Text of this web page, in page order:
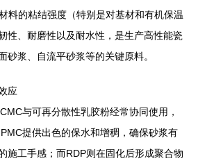
料的粘结强度（特别是对基材和有机保温
性、耐磨性以及耐水性，是生产高性能瓷
砂浆、自流平砂浆等的关键原料。
应
与可再分散性乳胶粉经常协同使用，
提供出色的保水和增稠，确保砂浆有
施工手感；而RDP则在固化后形成聚合物